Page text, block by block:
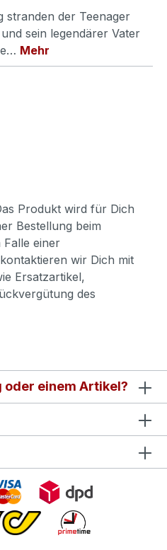
stranden der Teenager
sein legendärer Vater
Mehr
Produkt wird für Dich
Bestellung beim
Falle einer
wir Dich mit
Ersatzartikel,
des
oder einem Artikel?